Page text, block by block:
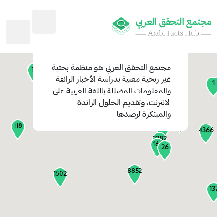
8852
127
45
2282
4366
1502
118
1113
26
1
161
مجتمع التحقق العربيهو منظمة بحثية
غير ربحية معنية بدراسة الأخبار الزائفة
والمعلومات المضللة باللغة العربية على
الانترنت، وتقديم الحلول الرائدة
والمبتكرة لرصدها